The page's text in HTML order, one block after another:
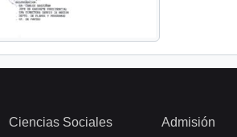
Ciencias Sociales Admisión